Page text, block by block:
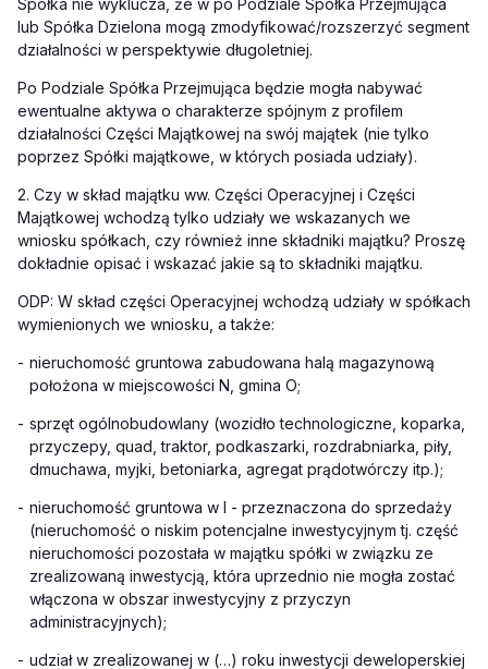
Spółka nie wyklucza, że w po Podziale Spółka Przejmująca
lub Spółka Dzielona mogą zmodyfikować/rozszerzyć segment
działalności w perspektywie długoletniej.
Po Podziale Spółka Przejmująca będzie mogła nabywać
ewentualne aktywa o charakterze spójnym z profilem
działalności Części Majątkowej na swój majątek (nie tylko
poprzez Spółki majątkowe, w których posiada udziały).
2. Czy w skład majątku ww. Części Operacyjnej i Części
Majątkowej wchodzą tylko udziały we wskazanych we
wniosku spółkach, czy również inne składniki majątku? Proszę
dokładnie opisać i wskazać jakie są to składniki majątku.
ODP: W skład części Operacyjnej wchodzą udziały w spółkach
wymienionych we wniosku, a także:
- nieruchomość gruntowa zabudowana halą magazynową
położona w miejscowości N, gmina O;
- sprzęt ogólnobudowlany (wozidło technologiczne, koparka,
przyczepy, quad, traktor, podkaszarki, rozdrabniarka, piły,
dmuchawa, myjki, betoniarka, agregat prądotwórczy itp.);
- nieruchomość gruntowa w I - przeznaczona do sprzedaży
(nieruchomość o niskim potencjalne inwestycyjnym tj. część
nieruchomości pozostała w majątku spółki w związku ze
zrealizowaną inwestycją, która uprzednio nie mogła zostać
włączona w obszar inwestycyjny z przyczyn
administracyjnych);
- udział w zrealizowanej w (…) roku inwestycji deweloperskiej